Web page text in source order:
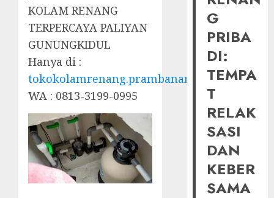
KOLAM RENANG
TERPERCAYA PALIYAN
GUNUNGKIDUL
Hanya di :
tokokolamrenang.prambananfamily.com
WA : 0813-3199-0995
G
PRIBA
DI:
TEMPA
T
RELAK
SASI
DAN
KEBER
SAMA